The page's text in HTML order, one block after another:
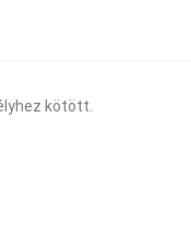
kötött.